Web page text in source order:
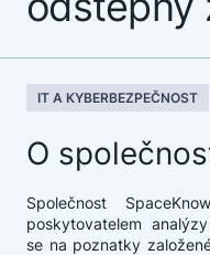
IT A KYBERBEZPEČNOST
O
Společnost
poskytovatelem
se na poznatky